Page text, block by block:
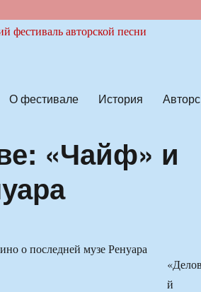
О фестивале История
«Чайф» и
й